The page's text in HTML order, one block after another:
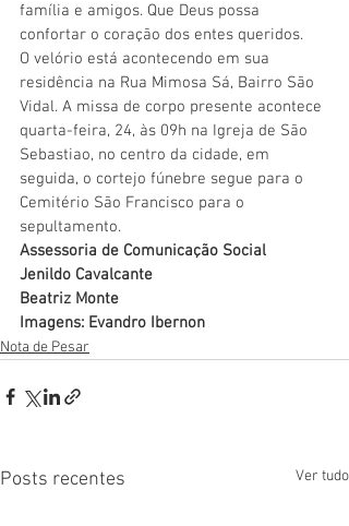
família e amigos. Que Deus possa
confortar o coração dos entes queridos.
O velório está acontecendo em sua
residência na Rua Mimosa Sá, Bairro São
Vidal. A missa de corpo presente acontece
quarta-feira, 24, às 09h na Igreja de São
Sebastiao, no centro da cidade, em
seguida, o cortejo fúnebre segue para o
Cemitério São Francisco para o
sepultamento.
Assessoria de Comunicação Social
Jenildo Cavalcante
Beatriz Monte
Imagens: Evandro Ibernon
Nota de Pesar
Posts recentes Ver tudo